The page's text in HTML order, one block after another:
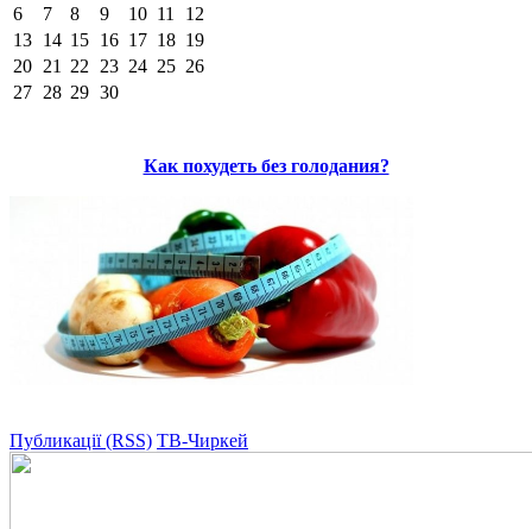
6
7 8 9 10 11
12
13 14 15 16 17 18 19
20 21 22 23 24 25 26
27 28 29 30
Как похудеть без голодания?
Публикації (RSS) ТВ-Чиркей